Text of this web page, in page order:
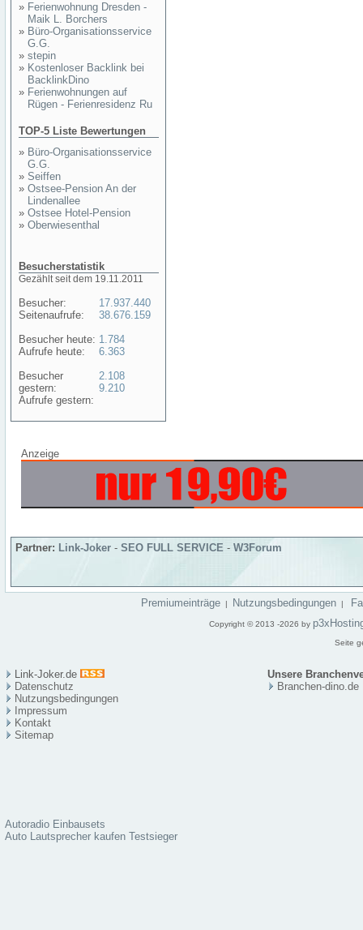
» Ferienwohnung Dresden -
Maik L. Borchers
» Büro-Organisationsservice
G.G.
» stepin
» Kostenloser Backlink bei
BacklinkDino
» Ferienwohnungen auf
Rügen - Ferienresidenz Ru
TOP-5 Liste Bewertungen
» Büro-Organisationsservice
G.G.
» Seiffen
» Ostsee-Pension An der
Lindenallee
» Ostsee Hotel-Pension
» Oberwiesenthal
Besucherstatistik
Gezählt seit dem 19.11.2011
Besucher:
Seitenaufrufe:
Besucher heute:
Aufrufe heute:
Besucher
gestern:
Aufrufe gestern:
17.937.440
38.676.159
1.784
6.363
2.108
9.210
Anzeige
Partner: Link-Joker - SEO FULL SERVICE - W3Forum
Premiumeinträge | Nutzungsbedingungen |
Copyright © 2013 -2026 by
Seite
Link-Joker.de
Unsere
Datenschutz
Nutzungsbedingungen
Impressum
Kontakt
Sitemap
Branchen-dino.de
Autoradio Einbausets
Auto Lautsprecher kaufen Testsieger